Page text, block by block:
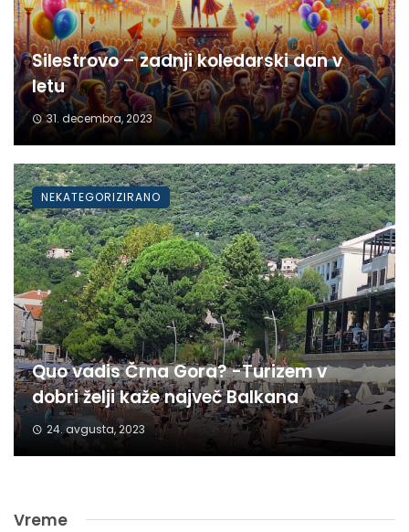
Silestrovo – zadnji koledarski dan v
letu
31. decembra, 2023
Quo vadis Črna Gora? -Turizem v
dobri želji kaže največ Balkana
24. avgusta, 2023
NEKATEGORIZIRANO
Vreme